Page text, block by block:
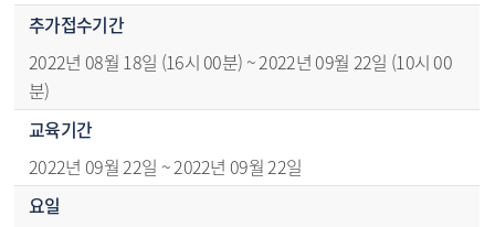
추가접수기간
2022년 08월 18일 (16시 00분) ~ 2022년 09월 22일 (10시 00
분)
교육기간
2022년 09월 22일 ~ 2022년 09월 22일
요일